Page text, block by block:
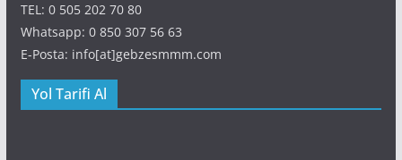
TEL: 0 505 202 70 80
Whatsapp: 0 850 307 56 63
E-Posta: info[at]gebzesmmm.com
Yol Tarifi Al